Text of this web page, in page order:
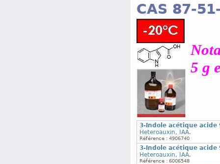
CAS 87-
5 g
3-Indole acétique acide
Heteroauxin, IAA.
Référence : 4906740
3-Indole acétique acide
Heteroauxin, IAA.
Référence : 6006548